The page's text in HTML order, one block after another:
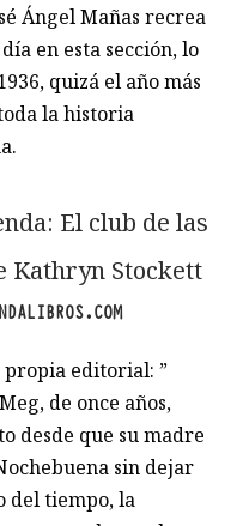
Ángel Mañas recrea
en esta sección, lo
quizá el año más
la historia
El club de las
Kathryn Stockett
propia editorial: ”
de once años,
desde que su madre
sin dejar
del tiempo, la